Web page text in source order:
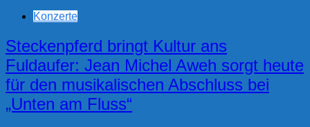
Konzerte
Steckenpferd bringt Kultur ans
Fuldaufer: Jean Michel Aweh sorgt heute
für den musikalischen Abschluss bei
„Unten am Fluss“